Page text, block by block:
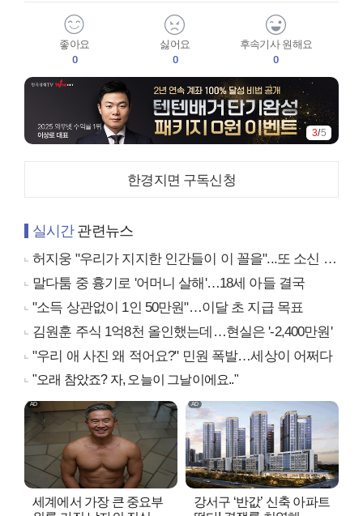
좋아요
0
싫어요
0
후속기사 원해요
0
3/5
한경지면 구독신청
실시간관련뉴스
허지웅 "우리가 지지한 인간들이 이 꼴을"...또 소신 발언
말다툼 중 흉기로 '어머니 살해'…18세 아들 결국
"소득 상관없이 1인 50만원"…이달 초 지급 목표
김원훈 주식 1억8천 올인했는데…현실은 '-2,400만원'
"우리 애 사진 왜 적어요?" 민원 폭발…세상이 어쩌다
"오래 참았죠? 자, 오늘이 그날이에요.."
세계에서 가장 큰 중요부
강서구 ‘반값’ 신축 아파트